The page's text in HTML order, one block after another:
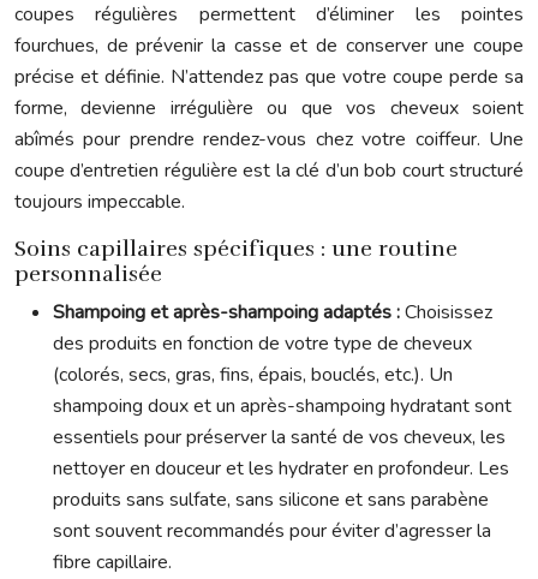
coupes régulières permettent d’éliminer les pointes
fourchues, de prévenir la casse et de conserver une coupe
précise et définie. N’attendez pas que votre coupe perde sa
forme, devienne irrégulière ou que vos cheveux soient
abîmés pour prendre rendez-vous chez votre coiffeur. Une
coupe d’entretien régulière est la clé d’un bob court structuré
toujours impeccable.
Soins capillaires spécifiques : une routine
personnalisée
Shampoing et après-shampoing adaptés :Choisissez
des produits en fonction de votre type de cheveux
(colorés, secs, gras, fins, épais, bouclés, etc.). Un
shampoing doux et un après-shampoing hydratant sont
essentiels pour préserver la santé de vos cheveux, les
nettoyer en douceur et les hydrater en profondeur. Les
produits sans sulfate, sans silicone et sans parabène
sont souvent recommandés pour éviter d’agresser la
fibre capillaire.